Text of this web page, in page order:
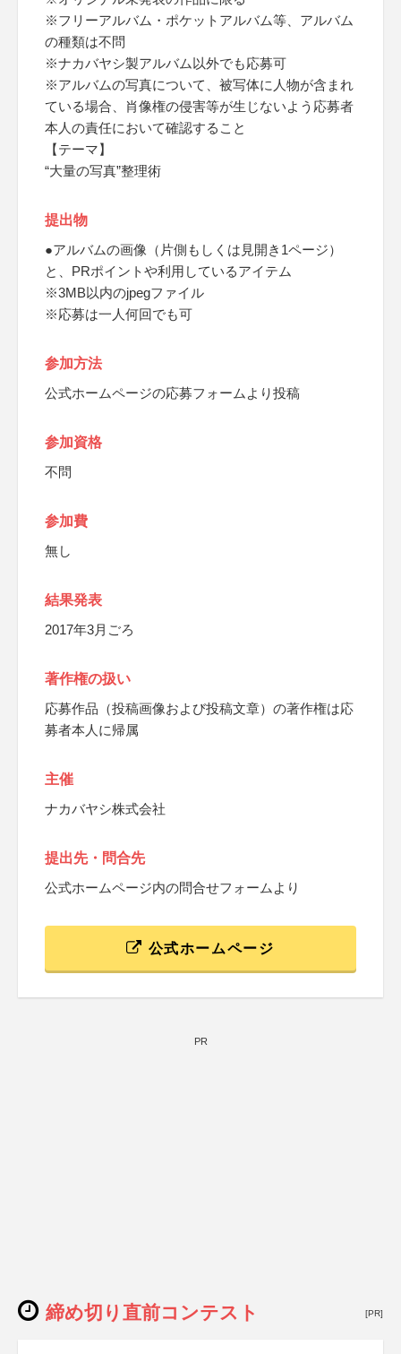
※フリーアルバム・ポケットアルバム等、アルバム
の種類は不問
※ナカバヤシ製アルバム以外でも応募可
※アルバムの写真について、被写体に人物が含まれ
ている場合、肖像権の侵害等が生じないよう応募者
本人の責任において確認すること
【テーマ】
“大量の写真”整理術
提出物
●アルバムの画像（片側もしくは見開き1ページ）
と、PRポイントや利用しているアイテム
※3MB以内のjpegファイル
※応募は一人何回でも可
参加方法
公式ホームページの応募フォームより投稿
参加資格
不問
参加費
無し
結果発表
2017年3月ごろ
著作権の扱い
応募作品（投稿画像および投稿文章）の著作権は応
募者本人に帰属
主催
ナカバヤシ株式会社
提出先・問合先
公式ホームページ内の問合せフォームより
公式ホームページ
PR
締め切り直前コンテスト [PR]